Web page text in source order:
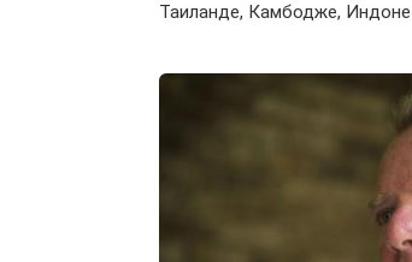
Таиланде, Камбодже,